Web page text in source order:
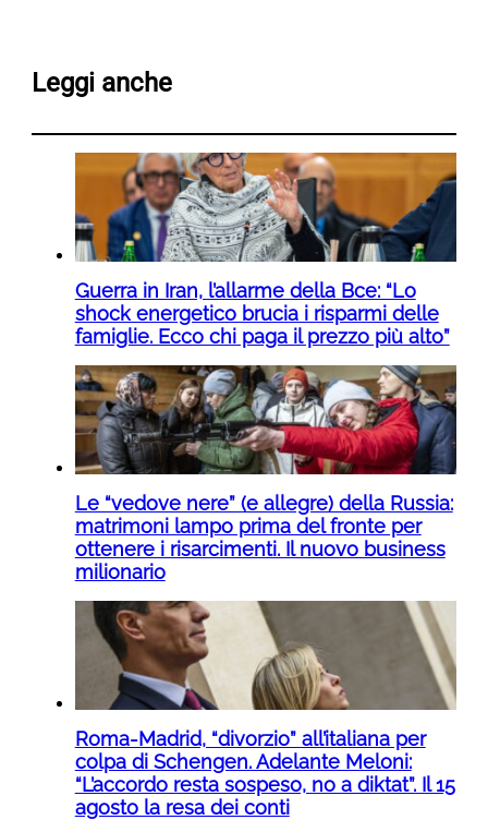
Leggi anche
Guerra in Iran, l’allarme della Bce: “Lo
shock energetico brucia i risparmi delle
famiglie. Ecco chi paga il prezzo più alto”
Le “vedove nere” (e allegre) della Russia:
matrimoni lampo prima del fronte per
ottenere i risarcimenti. Il nuovo business
milionario
Roma-Madrid, “divorzio” all’italiana per
colpa di Schengen. Adelante Meloni:
“L’accordo resta sospeso, no a diktat”. Il 15
agosto la resa dei conti